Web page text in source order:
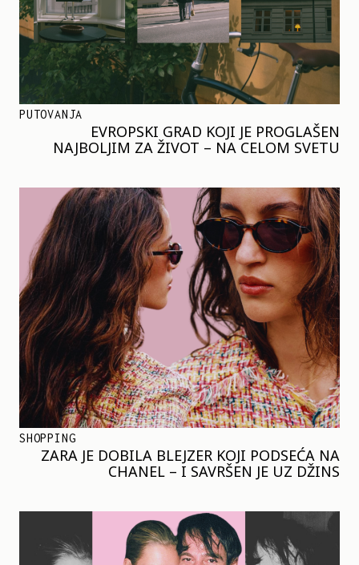
PUTOVANJA
EVROPSKI GRAD KOJI JE PROGLAŠEN
NAJBOLJIM ZA ŽIVOT – NA CELOM SVETU
SHOPPING
ZARA JE DOBILA BLEJZER KOJI PODSEĆA NA
CHANEL – I SAVRŠEN JE UZ DŽINS